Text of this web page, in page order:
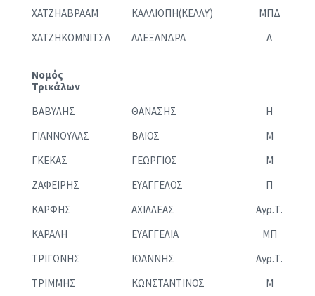
ΧΑΤΖΗΑΒΡΑΑΜ
ΚΑΛΛΙΟΠΗ(ΚΕΛΛΥ)
ΜΠΔ
ΧΑΤΖΗΚΟΜΝΙΤΣΑ
ΑΛΕΞΑΝΔΡΑ Α
Νομός
Τρικάλων
ΒΑΒΥΛΗΣ
ΘΑΝΑΣΗΣ
Η
ΓΙΑΝΝΟΥΛΑΣ
ΒΑΙΟΣ
Μ
ΓΚΕΚΑΣ
ΓΕΩΡΓΙΟΣ
Μ
ΖΑΦΕΙΡΗΣ
ΕΥΑΓΓΕΛΟΣ
Π
ΚΑΡΦΗΣ
ΑΧΙΛΛΕΑΣ
Αγρ.Τ.
ΚΑΡΑΛΗ
ΕΥΑΓΓΕΛΙΑ
ΜΠ
ΤΡΙΓΩΝΗΣ
ΙΩΑΝΝΗΣ
Αγρ.Τ.
ΤΡΙΜΜΗΣ
ΚΩΝΣΤΑΝΤΙΝΟΣ
Μ